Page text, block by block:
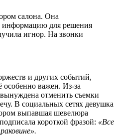
салона. Она
информацию для решения
игнор. На звонки
и других событий,
важен. Из-за
отменить съемки
В социальных сетях девушка
выпавшая шевелюра
короткой фразой: «Все